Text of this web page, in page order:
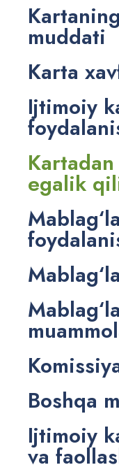
muddati
Karta
Ijtimoiy
egalik
Boshqa
Ijtimoiy
va